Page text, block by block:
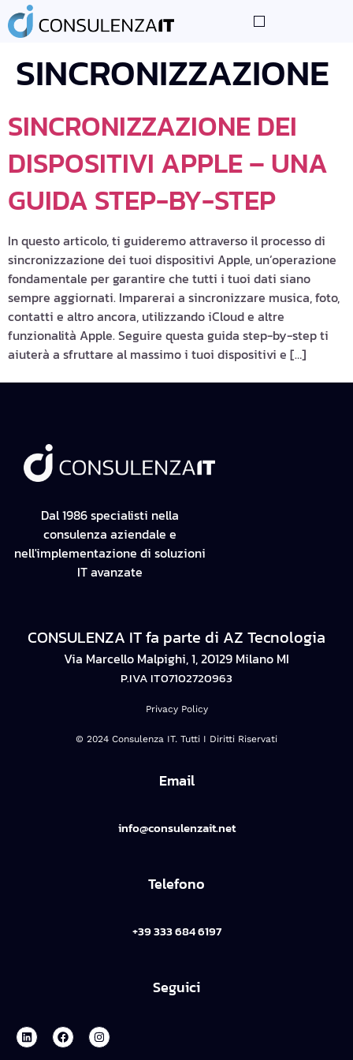
TAG:
SINCRONIZZAZIONE
SINCRONIZZAZIONE DEI
DISPOSITIVI APPLE – UNA
GUIDA STEP-BY-STEP
In questo articolo, ti guideremo attraverso il processo di
sincronizzazione dei tuoi dispositivi Apple, un’operazione
fondamentale per garantire che tutti i tuoi dati siano
sempre aggiornati. Imparerai a sincronizzare musica, foto,
contatti e altro ancora, utilizzando iCloud e altre
funzionalità Apple. Seguire questa guida step-by-step ti
aiuterà a sfruttare al massimo i tuoi dispositivi e […]
Dal 1986 specialisti nella
consulenza aziendale e
nell'implementazione di soluzioni
IT avanzate
CONSULENZA IT fa parte di AZ Tecnologia
Via Marcello Malpighi, 1, 20129 Milano MI
P.IVA IT07102720963
Privacy Policy
© 2024 Consulenza IT. Tutti I Diritti Riservati
Email
info@consulenzait.net
Telefono
+39 333 684 6197
Seguici